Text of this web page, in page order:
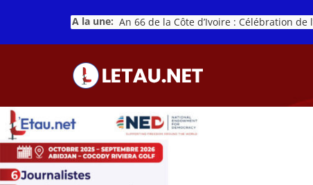
contenu
A la une: